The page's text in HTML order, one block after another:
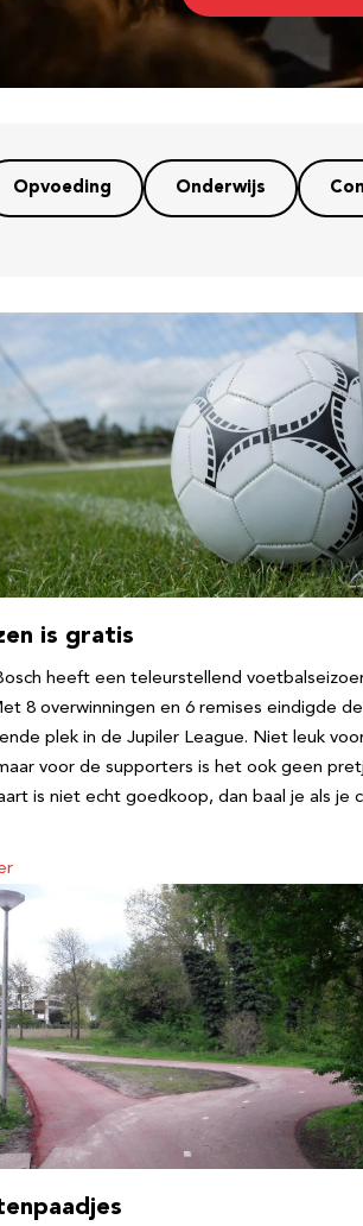
Opvoeding Onderwijs
is gratis
heeft een teleurstellend
8 overwinningen en 6 remises eindigde
plek in de Jupiler League. Niet leuk
voor de supporters is het ook geen
is niet echt goedkoop, dan baal je als je